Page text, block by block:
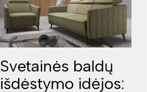
Svetainės baldų
išdėstymo idėjos: